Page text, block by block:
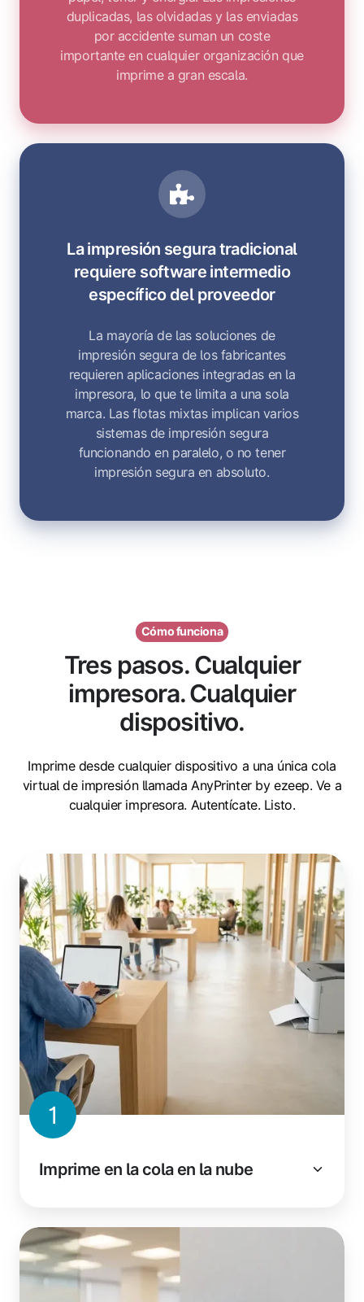
duplicadas, las olvidadas y las enviadas
por accidente suman un coste
importante en cualquier organización que
imprime a gran escala.
La impresión segura tradicional
requiere software intermedio
específico del proveedor
La mayoría de las soluciones de
impresión segura de los fabricantes
requieren aplicaciones integradas en la
impresora, lo que te limita a una sola
marca. Las flotas mixtas implican varios
sistemas de impresión segura
funcionando en paralelo, o no tener
impresión segura en absoluto.
Cómo funciona
Tres pasos. Cualquier
impresora. Cualquier
dispositivo.
Imprime desde cualquier dispositivo a una única cola
virtual de impresión llamada AnyPrinter by ezeep. Ve a
cualquier impresora. Autentícate. Listo.
1
Imprime en la cola en la nube